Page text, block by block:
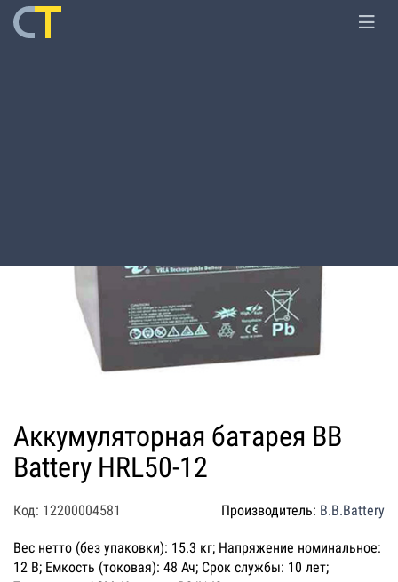
Аккумуляторная батарея BB
Battery HRL50-12
Код: 12200004581 Производитель: B.B.Battery
Вес нетто (без упаковки): 15.3 кг; Напряжение номинальное:
12 В; Емкость (токовая): 48 Ач; Срок службы: 10 лет;